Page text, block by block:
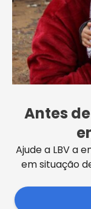
AJUDE UMA
Ainda dá
Entregaremos
cestas, que vão
200 mil
Antes
Ajude a LBV a
em situação